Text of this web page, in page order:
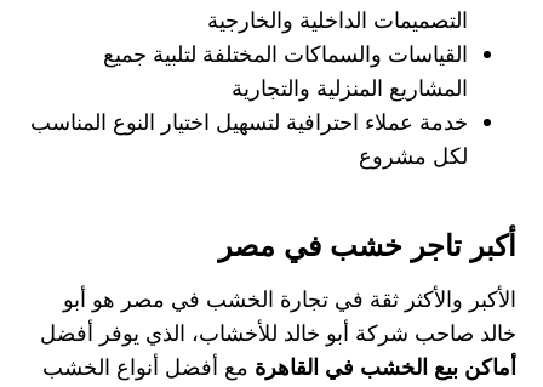
التصميمات الداخلية والخارجية
القياسات والسماكات المختلفة لتلبية جميع
المشاريع المنزلية والتجارية
خدمة عملاء احترافية لتسهيل اختيار النوع المناسب
لكل مشروع
أكبر تاجر خشب في مصر
الأكبر والأكثر ثقة في تجارة الخشب في مصر هو أبو
خالد صاحب شركة أبو خالد للأخشاب، الذي يوفر
أفضل
أماكن بيع الخشب في القاهرة مع أفضل أنواع الخشب